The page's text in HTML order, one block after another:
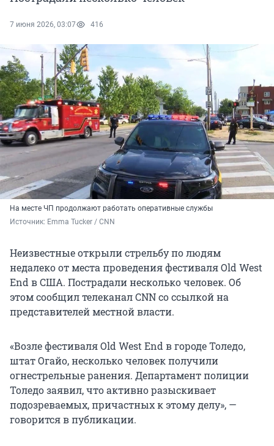
7 июня 2026, 03:07 416
На месте ЧП продолжают работать оперативные службы
Источник: Emma Tucker / CNN
Неизвестные открыли стрельбу по людям
недалеко от места проведения фестиваля Old West
End в США. Пострадали несколько человек. Об
этом сообщил телеканал CNN со ссылкой на
представителей местной власти.
«Возле фестиваля Old West End в городе Толедо,
штат Огайо, несколько человек получили
огнестрельные ранения. Департамент полиции
Толедо заявил, что активно разыскивает
подозреваемых, причастных к этому делу», —
говорится в публикации.